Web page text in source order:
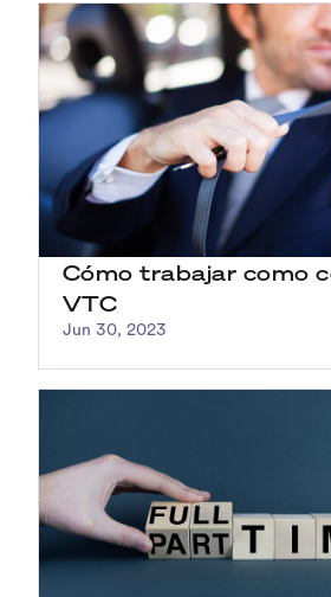
Cómo trabajar como
VTC
Jun 30, 2023